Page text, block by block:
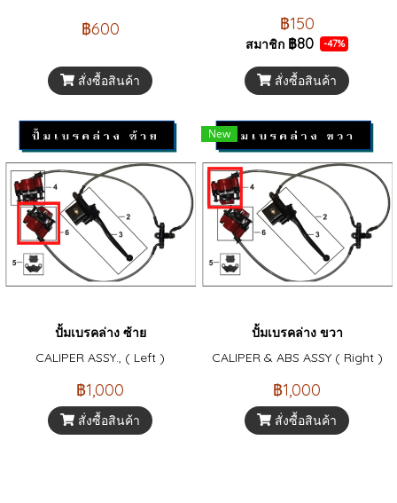
฿600
สั่งซื้อสินค้า
฿150
สมาชิก ฿80 -47%
สั่งซื้อสินค้า
ปั้มเบรคล่าง ซ้าย
CALIPER ASSY., ( Left )
฿1,000
สั่งซื้อสินค้า
New
ปั้มเบรคล่าง ขวา
CALIPER & ABS ASSY ( Right )
฿1,000
สั่งซื้อสินค้า